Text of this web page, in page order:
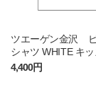
ツエーゲン金沢
シャツ WHITE キ
4,400円